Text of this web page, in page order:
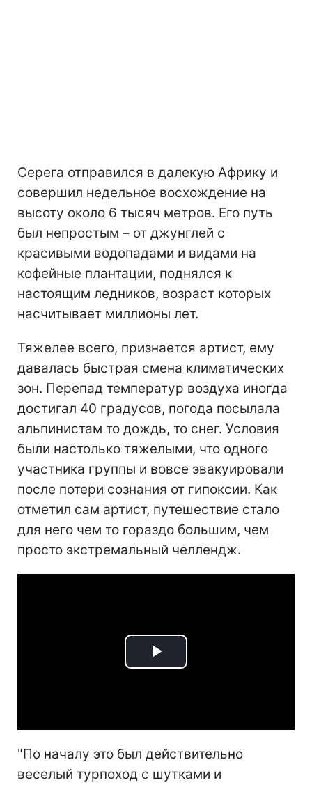
Серега отправился в далекую Африку и
совершил недельное восхождение на
высоту около 6 тысяч метров. Его путь
был непростым – от джунглей с
красивыми водопадами и видами на
кофейные плантации, поднялся к
настоящим ледников, возраст которых
насчитывает миллионы лет.
Тяжелее всего, признается артист, ему
давалась быстрая смена климатических
зон. Перепад температур воздуха иногда
достигал 40 градусов, погода посылала
альпинистам то дождь, то снег. Условия
были настолько тяжелыми, что одного
участника группы и вовсе эвакуировали
после потери сознания от гипоксии. Как
отметил сам артист, путешествие стало
для него чем то гораздо большим, чем
просто экстремальный челлендж.
Play
"По началу это был действительно
веселый турпоход с шутками и